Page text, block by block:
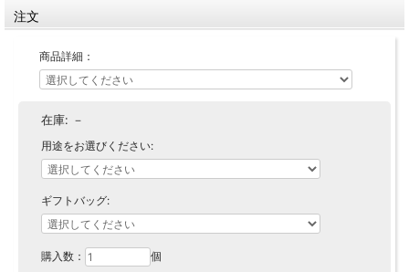
注文
商品詳細：
在庫: －
用途をお選びください:
ギフトバッグ:
購入数： 個